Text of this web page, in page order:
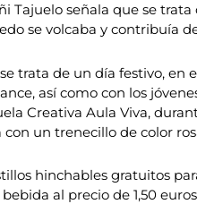
Tajuelo señala que se
se volcaba y contribuía
trata de un día festivo, en
así como con los
Creativa Aula Viva,
con un trenecillo de color
hinchables gratuitos
al precio de 1,50